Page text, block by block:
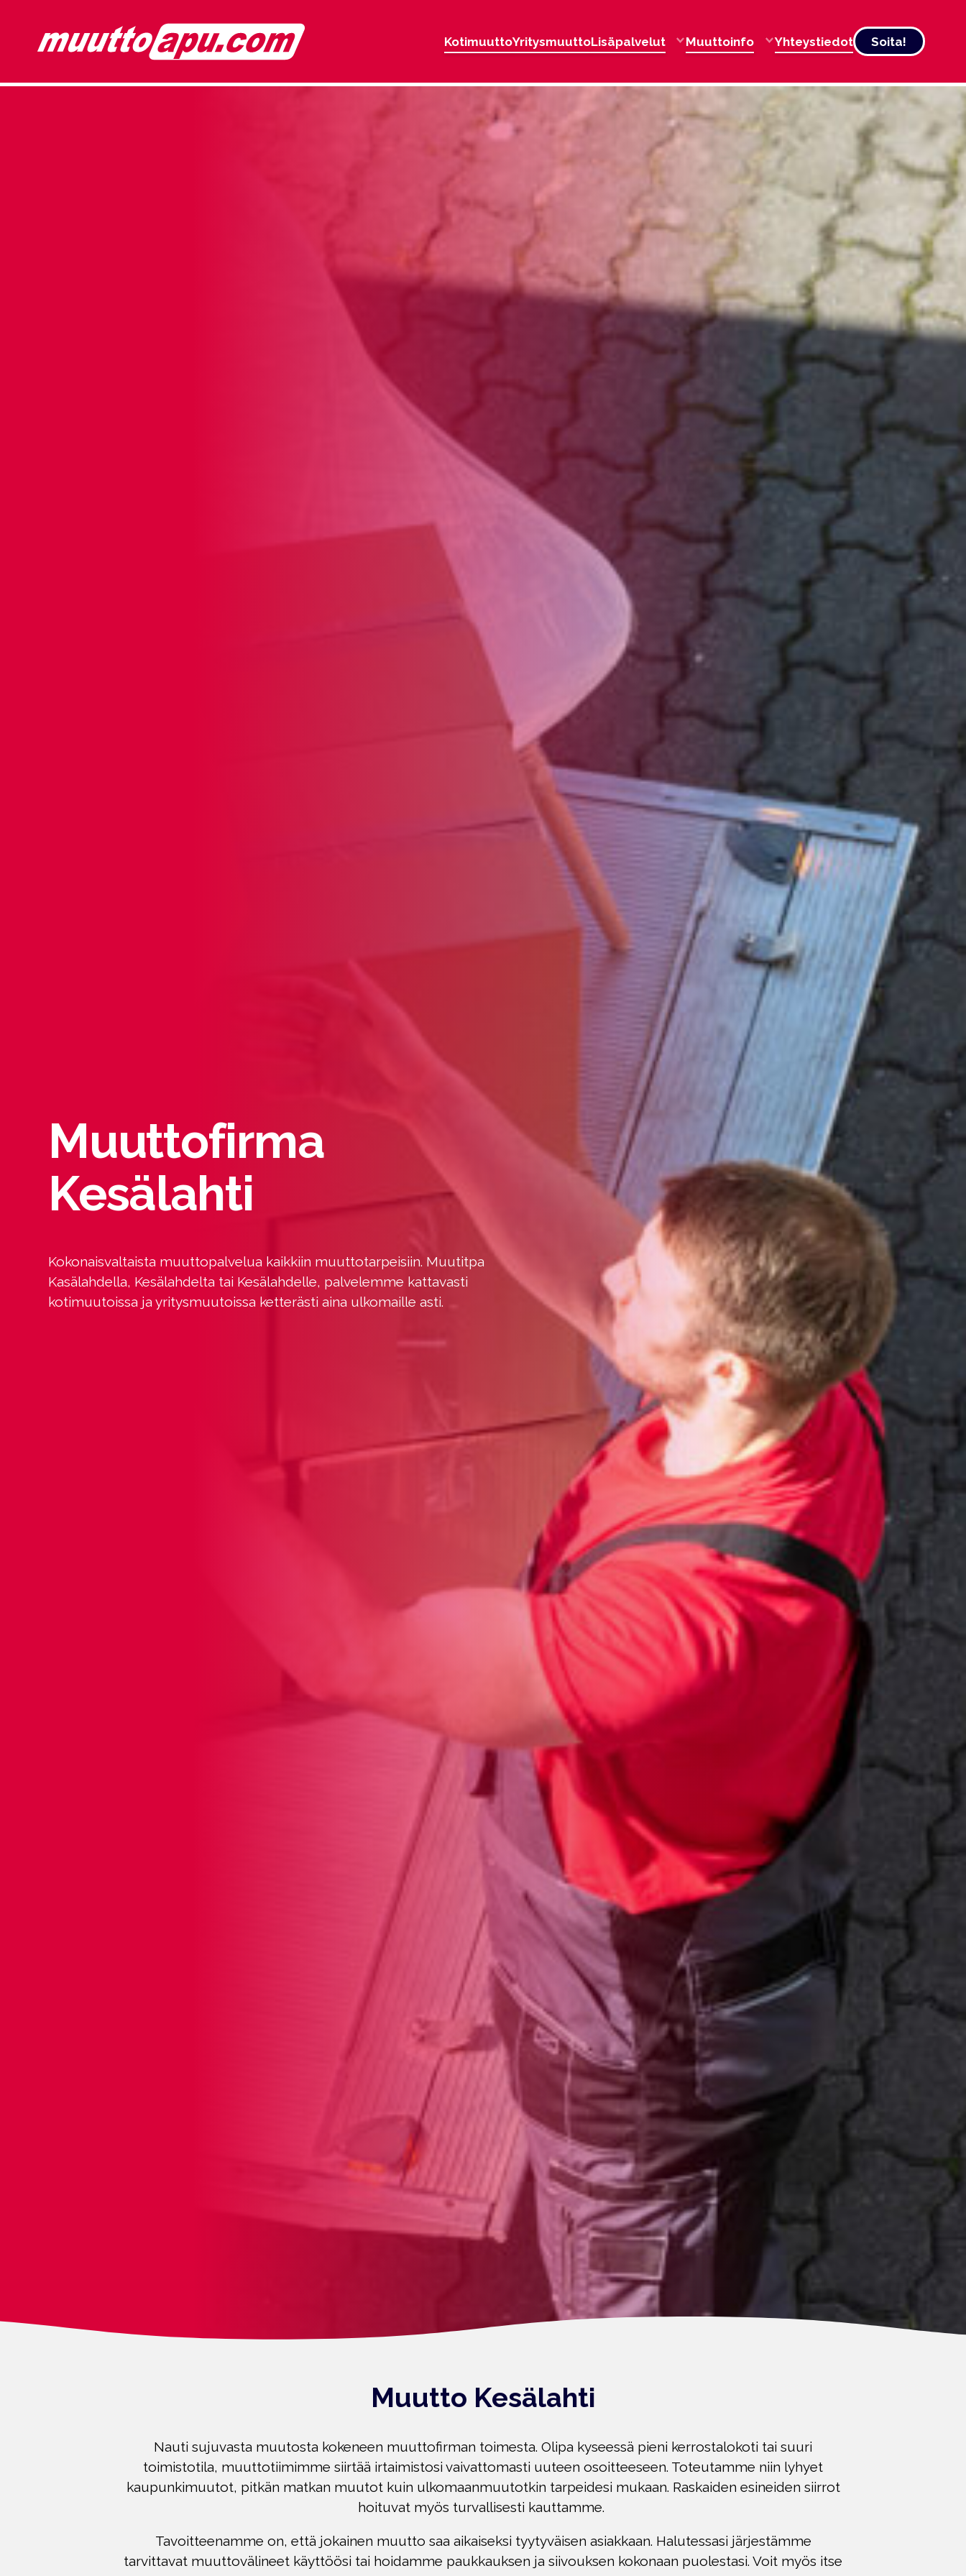
KotimuuttoYritysmuuttoLisäpalvelut Muuttoinfo Yhteystiedot Soita!
Muuttofirma
Kesälahti
Kokonaisvaltaista muuttopalvelua kaikkiin muuttotarpeisiin. Muutitpa
Kasälahdella, Kesälahdelta tai Kesälahdelle, palvelemme kattavasti
kotimuutoissa ja yritysmuutoissa ketterästi aina ulkomaille asti.
Muutto Kesälahti
Nauti sujuvasta muutosta kokeneen muuttofirman toimesta. Olipa kyseessä pieni kerrostalokoti tai suuri
toimistotila, muuttotiimimme siirtää irtaimistosi vaivattomasti uuteen osoitteeseen. Toteutamme niin lyhyet
kaupunkimuutot, pitkän matkan muutot kuin ulkomaanmuutotkin tarpeidesi mukaan. Raskaiden esineiden siirrot
hoituvat myös turvallisesti kauttamme.
Tavoitteenamme on, että jokainen muutto saa aikaiseksi tyytyväisen asiakkaan. Halutessasi järjestämme
tarvittavat muuttovälineet käyttöösi tai hoidamme paukkauksen ja siivouksen kokonaan puolestasi. Voit myös itse